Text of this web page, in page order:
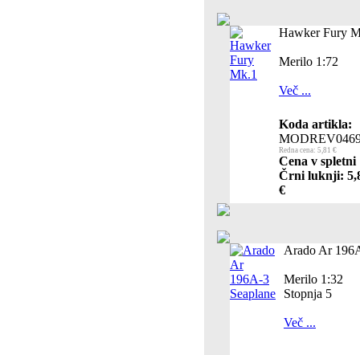
Hawker Fury
Merilo 1:72
Več ...
Koda artikla:
Redna cena: 5,81 €
Cena v spletni
Črni luknji:
€
Arado Ar
Merilo 1:32
Stopnja 5
Več ...